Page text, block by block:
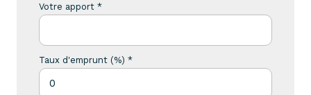
Votre apport *
Taux d'emprunt (%) *